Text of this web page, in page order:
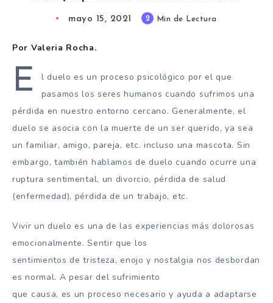
mayo 15, 2021 2 Min de Lectura
Por Valeria Rocha.
E
l duelo es un proceso psicológico por el que
pasamos los seres humanos cuando sufrimos una
pérdida en nuestro entorno cercano. Generalmente, el
duelo se asocia con la muerte de un ser querido, ya sea
un familiar, amigo, pareja, etc. incluso una mascota. Sin
embargo, también hablamos de duelo cuando ocurre una
ruptura sentimental, un divorcio, pérdida de salud
(enfermedad), pérdida de un trabajo, etc.
Vivir un duelo es una de las experiencias más dolorosas
emocionalmente. Sentir que los
sentimientos de tristeza, enojo y nostalgia nos desbordan
es normal. A pesar del sufrimiento
que causa, es un proceso necesario y ayuda a adaptarse